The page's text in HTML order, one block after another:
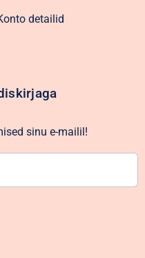
detailid
sinu e-mailil!